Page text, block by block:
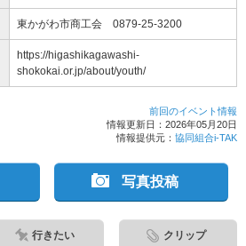
東かがわ市商工会 0879-25-3200
https://higashikagawashi-
shokokai.or.jp/about/youth/
前回のイベント情報
情報更新日：2026年05月20日
情報提供元： 協同組合i-TAK
写真投稿
行きたい クリップ